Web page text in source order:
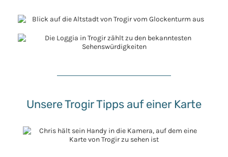
Unsere Trogir Tipps auf einer Karte